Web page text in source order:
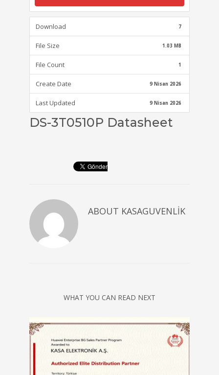
Download 7
File Size 1.03 MB
File Count 1
Create Date 9 Nisan 2026
Last Updated 9 Nisan 2026
DS-3T0510P Datasheet
ABOUT KASAGUVENLIK
WHAT YOU CAN READ NEXT